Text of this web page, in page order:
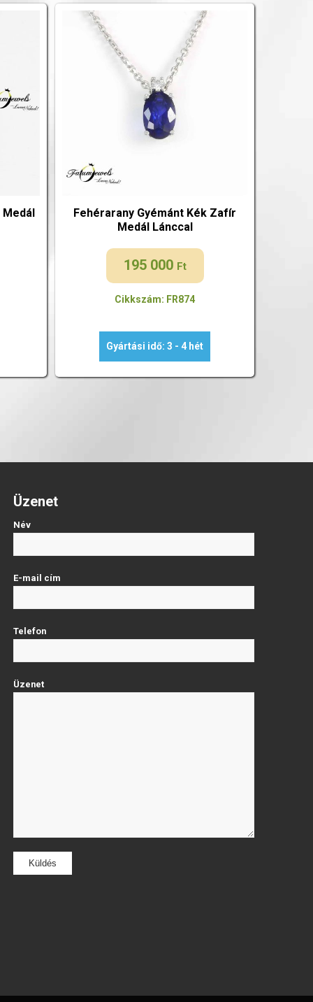
Fehérarany Gyémánt Kék Zafír
Medál Lánccal
195 000 Ft
Cikkszám: FR874
Gyártási idő: 3 - 4 hét
Üzenet
Név
E-mail cím
Telefon
Üzenet